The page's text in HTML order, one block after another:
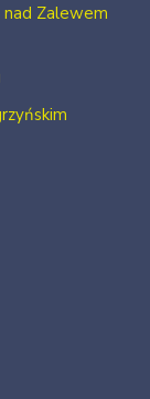
nad Zalewem